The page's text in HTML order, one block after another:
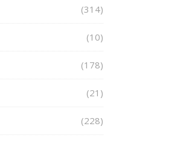
(314)
(10)
(178)
(21)
(228)